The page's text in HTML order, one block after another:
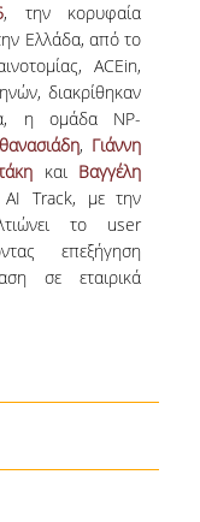
ΣΠΟΥΔΩΝ
ΑΠΟ
, την κορυφαία
Ελλάδα, από το
ACEin,
διακρίθηκαν
η ομάδα NP-
, Γιάννη
και Βαγγέλη
AI Track, με την
το user
επεξήγηση
σε εταιρικά